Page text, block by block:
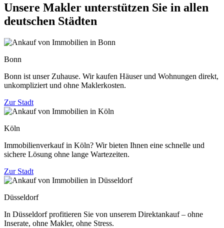
Unsere Makler unterstützen Sie in allen
deutschen Städten
Bonn
Bonn ist unser Zuhause. Wir kaufen Häuser und Wohnungen direkt,
unkompliziert und ohne Maklerkosten.
Zur Stadt
Köln
Immobilienverkauf in Köln? Wir bieten Ihnen eine schnelle und
sichere Lösung ohne lange Wartezeiten.
Zur Stadt
Düsseldorf
In Düsseldorf profitieren Sie von unserem Direktankauf – ohne
Inserate, ohne Makler, ohne Stress.